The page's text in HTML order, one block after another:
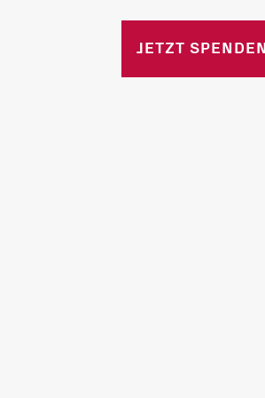
JETZT SPENDEN